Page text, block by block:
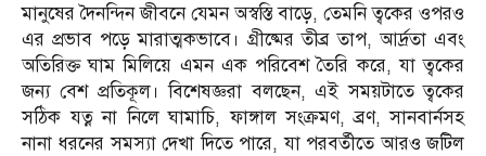
মানুষের দৈনন্দিন জীবনে যেমন অস্বস্তি বাড়ে, তেমনি ত্বকের ওপরও
এর প্রভাব পড়ে মারাত্মকভাবে। গ্রীষ্মের তীব্র তাপ, আর্দ্রতা এবং
অতিরিক্ত ঘাম মিলিয়ে এমন এক পরিবেশ তৈরি করে, যা ত্বকের
জন্য বেশ প্রতিকূল। বিশেষজ্ঞরা বলছেন, এই সময়টাতে ত্বকের
সঠিক যত্ন না নিলে ঘামাচি, ফাঙ্গাল সংক্রমণ, ব্রণ, সানবার্নসহ
নানা ধরনের সমস্যা দেখা দিতে পারে, যা পরবর্তীতে আরও জটিল